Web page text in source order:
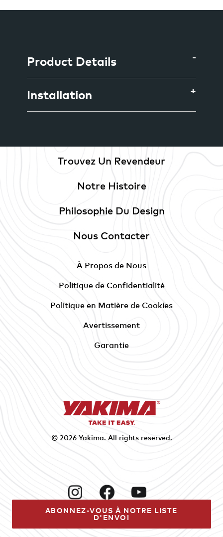
Product Details
Installation
Trouvez Un Revendeur
Notre Histoire
Philosophie Du Design
Nous Contacter
À Propos de Nous
Politique de Confidentialité
Politique en Matière de Cookies
Avertissement
Garantie
© 2026 Yakima. All rights reserved.
InstagramFacebook
ABONNEZ-VOUS À NOTRE LISTE
D'ENVOI